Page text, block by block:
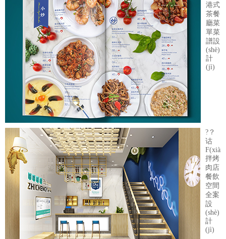
港式
茶餐
廳菜
單菜
譜設
(shè)
計
(jì)
?？
诂
F(xiàn)
拌烤
肉店
餐飲
空間
全案
設
(shè)
計
(jì)